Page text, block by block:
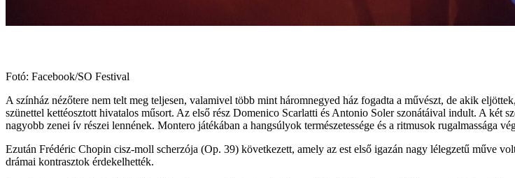
Fotó: Facebook/SO Festival
A színház nézőtere nem telt meg teljesen, valamivel több mint háromnegyed ház fogadta a művészt, de akik
szünettel kettéosztott hivatalos műsort. Az első rész Domenico Scarlatti és Antonio Soler szonátáival indult. A két
nagyobb zenei ív részei lennének. Montero játékában a hangsúlyok természetessége és a ritmusok rugalmassága
Ezután Frédéric Chopin cisz-moll scherzója (Op. 39) következett, amely az est első igazán nagy lélegzetű műve
drámai kontrasztok érdekelhették.